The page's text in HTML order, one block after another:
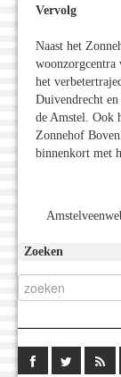
Vervolg
Naast het
woonzorgcentra
het
Duivendrecht
de Amstel. Ook
Zonnehof
binnenkort met
Zoeken